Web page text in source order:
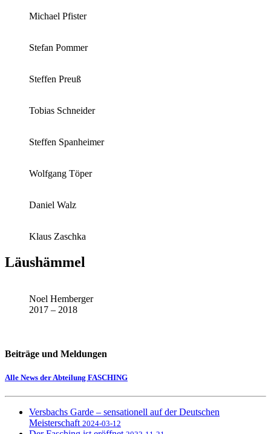
Michael Pfister
Stefan Pommer
Steffen Preuß
Tobias Schneider
Steffen Spanheimer
Wolfgang Töper
Daniel Walz
Klaus Zaschka
Läushämmel
Noel Hemberger
2017 – 2018
Beiträge und Meldungen
Alle News der Abteilung FASCHING
Versbachs Garde – sensationell auf der Deutschen
Meisterschaft 2024-03-12